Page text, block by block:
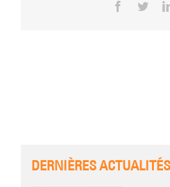
Facebook
DERNIÈRES ACTUALITÉS